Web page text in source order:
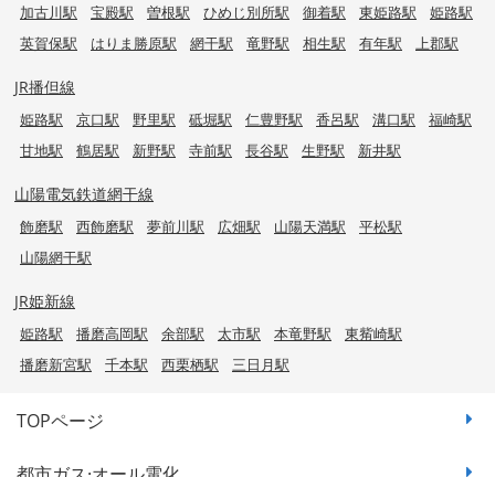
加古川駅
宝殿駅 曽根駅 ひめじ別所駅 御着駅 東姫路駅
姫路駅
英賀保駅
はりま勝原駅 網干駅 竜野駅 相生駅 有年駅 上郡駅
JR播但線
姫路駅 京口駅 野里駅 砥堀駅 仁豊野駅 香呂駅 溝口駅
福崎駅
甘地駅
鶴居駅 新野駅 寺前駅 長谷駅 生野駅 新井駅
山陽電気鉄道網干線
飾磨駅 西飾磨駅 夢前川駅 広畑駅 山陽天満駅
平松駅
山陽網干駅
JR姫新線
姫路駅 播磨高岡駅 余部駅 太市駅 本竜野駅
東觜崎駅
播磨新宮駅
千本駅 西栗栖駅 三日月駅
TOPページ